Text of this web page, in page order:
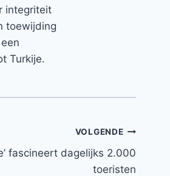
integriteit
toewijding
Turkije.
VOLGENDE
fascineert dagelijks 2.000
toeristen